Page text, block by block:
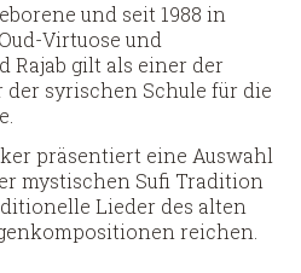
und seit 1988 in
Virtuose und
Rajab gilt als einer der
syrischen Schule für die
präsentiert eine Auswahl
mystischen Sufi Tradition
Lieder des alten
reichen.